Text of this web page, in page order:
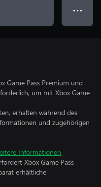
● ● ●
Game Pass Premium und
um mit Xbox Game
erhalten während des
und zugehörigen
Informationen
Xbox Game Pass
erhältliche